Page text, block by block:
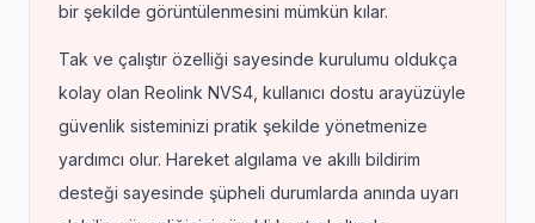
bir şekilde görüntülenmesini mümkün kılar.
Tak ve çalıştır özelliği sayesinde kurulumu oldukça
kolay olan Reolink NVS4, kullanıcı dostu arayüzüyle
güvenlik sisteminizi pratik şekilde yönetmenize
yardımcı olur. Hareket algılama ve akıllı bildirim
desteği sayesinde şüpheli durumlarda anında uyarı